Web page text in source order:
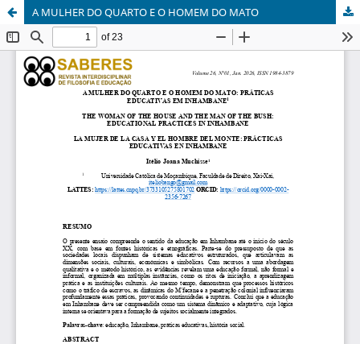
A MULHER DO QUARTO E O HOMEM DO MATO